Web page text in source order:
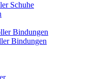
Schuhe
Bindungen
Bindungen